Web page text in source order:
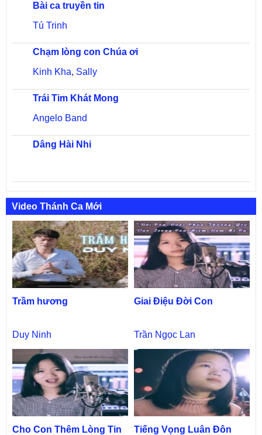
Bài ca truyền tin
Tú Trinh
Chạm lòng con Chúa ơi
Kinh Kha, Sally
Trái Tim Khát Mong
Angelo Band
Dâng Hài Nhi
Video Thánh Ca Mới
Trầm hương
Duy Ninh
Giai Điệu Đời Con
Trần Ngọc Lan
Cho Con Thêm Lòng Tin Tiếng Vọng Luân Đôn